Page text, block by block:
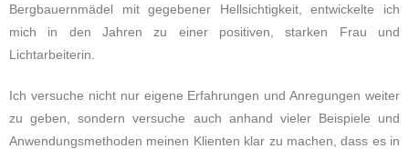
Bergbauernmädel mit gegebener Hellsichtigkeit, entwickelte ich
mich in den Jahren zu einer positiven, starken Frau und
Lichtarbeiterin.
Ich versuche nicht nur eigene Erfahrungen und Anregungen weiter
zu geben, sondern versuche auch anhand vieler Beispiele und
Anwendungsmethoden meinen Klienten klar zu machen, dass es in